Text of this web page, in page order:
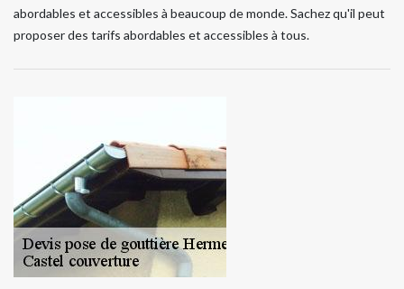
abordables et accessibles à beaucoup de monde. Sachez qu'il peut
proposer des tarifs abordables et accessibles à tous.